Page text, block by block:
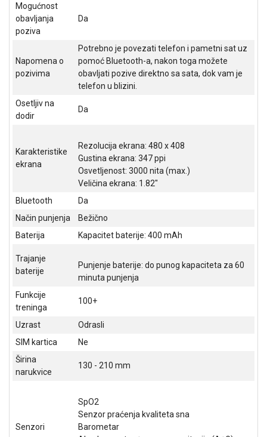
KANCELARIJSKI
MATERIJAL
ZA
KUĆU
ŠKOLSKI
FITNES
OUTLET
KRIPTO
IGRAČKE
Mogućnost
obavljanja
poziva
Da
Napomena o
pozivima
Potrebno je povezati telefon i pametni sat uz
pomoć Bluetooth-a, nakon toga možete
obavljati pozive direktno sa sata, dok vam je
telefon u blizini.
Osetljiv na
dodir
Da
Karakteristike
ekrana
Rezolucija ekrana: 480 x 408
Gustina ekrana: 347 ppi
Osvetljenost: 3000 nita (max.)
Veličina ekrana: 1.82"
Bluetooth
Da
Način punjenja
Bežično
Baterija
Kapacitet baterije: 400 mAh
Trajanje
baterije
Punjenje baterije: do punog kapaciteta za 60
minuta punjenja
Funkcije
treninga
100+
Uzrast
Odrasli
SIM kartica
Ne
Širina
narukvice
130 - 210 mm
Senzori
SpO2
Senzor praćenja kvaliteta sna
Barometar